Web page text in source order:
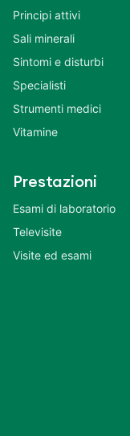
Principi attivi
Sali minerali
Sintomi e disturbi
Specialisti
Strumenti medici
Vitamine
Prestazioni
Esami di laboratorio
Televisite
Visite ed esami